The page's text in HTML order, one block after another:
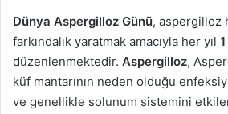
Dünya Aspergilloz Günü, aspergilloz
farkındalık yaratmak amacıyla her yıl
düzenlenmektedir. Aspergilloz,
küf mantarının neden olduğu
ve genellikle solunum sistemini